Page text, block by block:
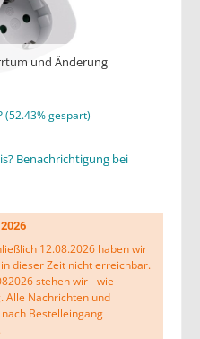
und Änderung
(52.43% gespart)
Benachrichtigung bei
12.08.2026 haben wir
dieser Zeit nicht erreichbar.
stehen wir - wie
Alle Nachrichten und
Bestelleingang